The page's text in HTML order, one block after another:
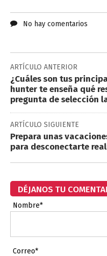
No hay comentarios
ARTÍCULO ANTERIOR
¿Cuáles son tus
hunter te enseña qué
pregunta de selección
ARTÍCULO SIGUIENTE
Prepara unas
para desconectarte
DÉJANOS TU
Nombre*
Correo*